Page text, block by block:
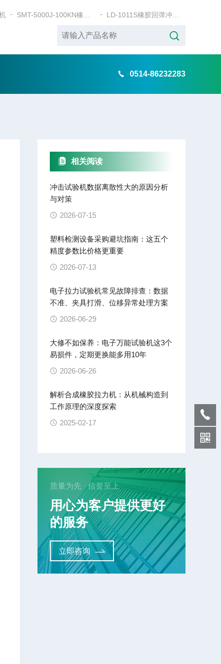
0514-86232283
相关阅读
冲击试验机数据离散性大的原因分析
与对策
2026-07-15
塑料检测设备采购避坑指南：这五个
精度参数比价格更重要
2026-07-13
电子拉力试验机常见故障排查：数据
不准、夹具打滑、位移异常处理方案
2026-06-29
大修不如保养：电子万能试验机这3个
易损件，定期更换能多用10年
2026-06-26
解析合成橡胶拉力机：从机械构造到
工作原理的深度探索
2025-02-17
质量为先 · 信誉至上
用心为客户提供更好
的服务
立即咨询